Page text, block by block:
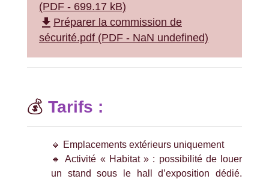
(PDF - 699.17 kB)
file_download Préparer la commission de
sécurité.pdf (PDF - NaN undefined)
💰 Tarifs :
🔸 Emplacements extérieurs uniquement
🔸 Activité « Habitat » : possibilité de louer
un stand sous le hall d’exposition dédié.